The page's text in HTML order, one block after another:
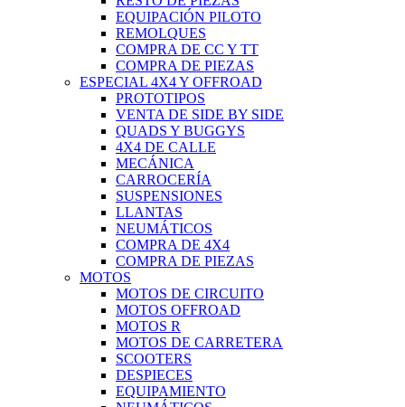
EQUIPACIÓN PILOTO
REMOLQUES
COMPRA DE CC Y TT
COMPRA DE PIEZAS
ESPECIAL 4X4 Y OFFROAD
PROTOTIPOS
VENTA DE SIDE BY SIDE
QUADS Y BUGGYS
4X4 DE CALLE
MECÁNICA
CARROCERÍA
SUSPENSIONES
LLANTAS
NEUMÁTICOS
COMPRA DE 4X4
COMPRA DE PIEZAS
MOTOS
MOTOS DE CIRCUITO
MOTOS OFFROAD
MOTOS R
MOTOS DE CARRETERA
SCOOTERS
DESPIECES
EQUIPAMIENTO